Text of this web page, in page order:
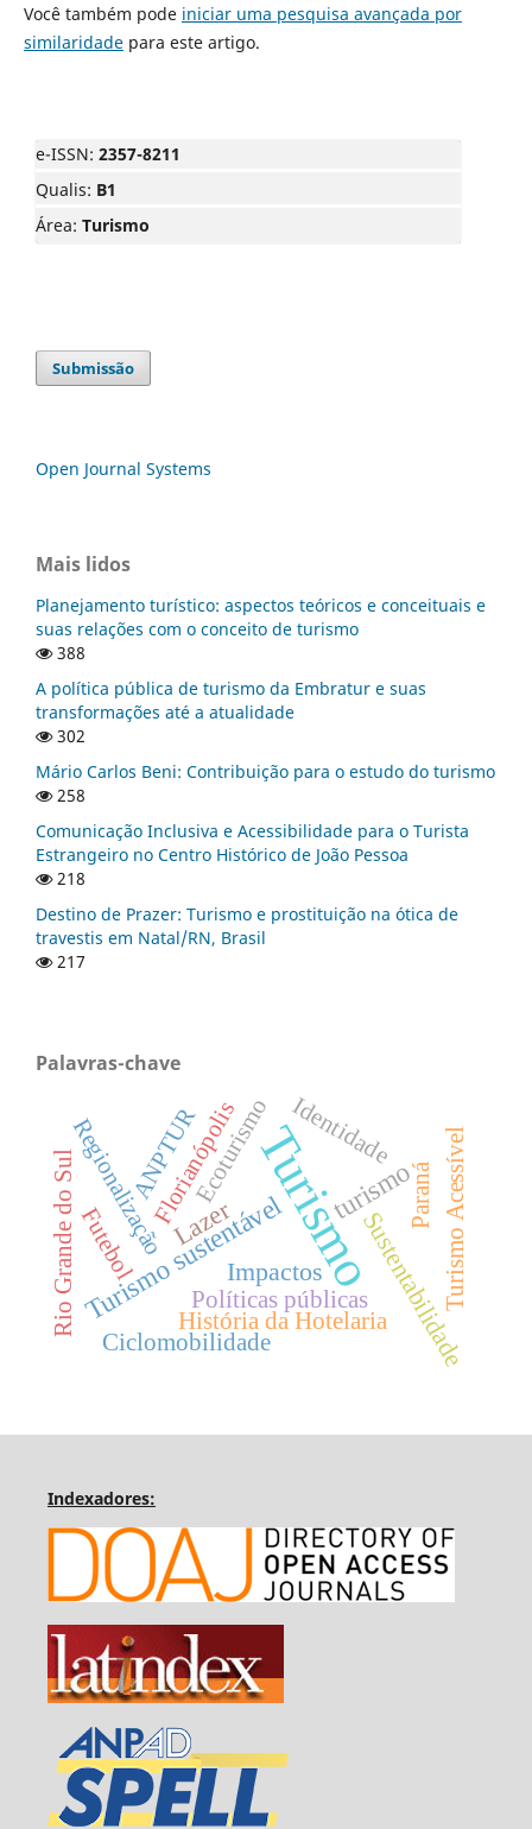
Você também pode iniciar uma pesquisa avançada por
similaridadepara este artigo.
e-ISSN: 2357-8211
Qualis: B1
Área: Turismo
Submissão
Open Journal Systems
Mais lidos
Planejamento turístico: aspectos teóricos e conceituais e
suas relações com o conceito de turismo
388
A política pública de turismo da Embratur e suas
transformações até a atualidade
302
Mário Carlos Beni: Contribuição para o estudo do turismo
258
Comunicação Inclusiva e Acessibilidade para o Turista
Estrangeiro no Centro Histórico de João Pessoa
218
Destino de Prazer: Turismo e prostituição na ótica de
travestis em Natal/RN, Brasil
217
Palavras-chave
Turismo
Turismo sustentável turismo
Impactos
Lazer Sustentabilidade
Ecoturismo
Florianópolis
Políticas públicas
Regionalização Turismo Acessível
Paraná
Identidade
História da Hotelaria
Rio Grande do SulFutebol
ANPTUR
Ciclomobilidade
Indexadores: